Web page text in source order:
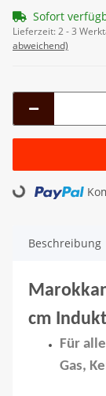
Sofort
Lieferzeit:2 - 3
abweichend)
Loading...
Beschreibung
cm
Für
Gas,